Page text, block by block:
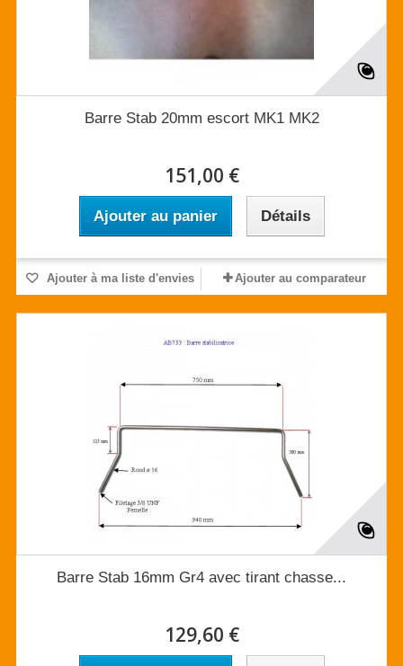
Barre Stab 20mm escort MK1 MK2
151,00 €
Ajouter au panier Détails
Ajouter à ma liste d'envies Ajouter au comparateur
Barre Stab 16mm Gr4 avec tirant chasse...
129,60 €